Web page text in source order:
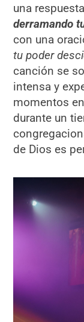
una
derramando
con una
tu poder
canción se
intensa y
momentos
durante un
de Dios es